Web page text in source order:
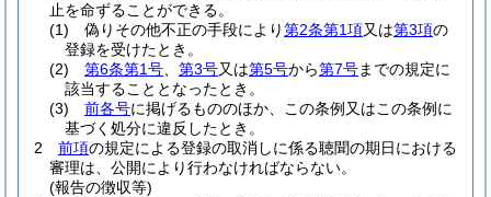
止を命ずることができる。
(1)
偽りその他不正の手段により第2条第1項又は第3項の
登録を受けたとき。
(2)
第6条第1号 第3号又は第5号から第7号までの規定に
該当することとなったとき。
(3)
前各号に掲げるもののほか、この条例又はこの条例に
基づく処分に違反したとき。
2
前項の規定による登録の取消しに係る聴聞の期日における
審理は、公開により行わなければならない。
(報告の徴収等)